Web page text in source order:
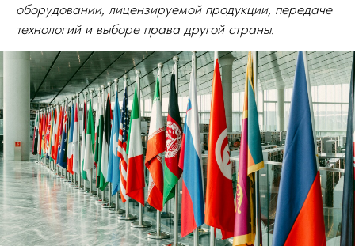
оборудовании, лицензируемой продукции, передаче
технологий и выборе права другой страны.